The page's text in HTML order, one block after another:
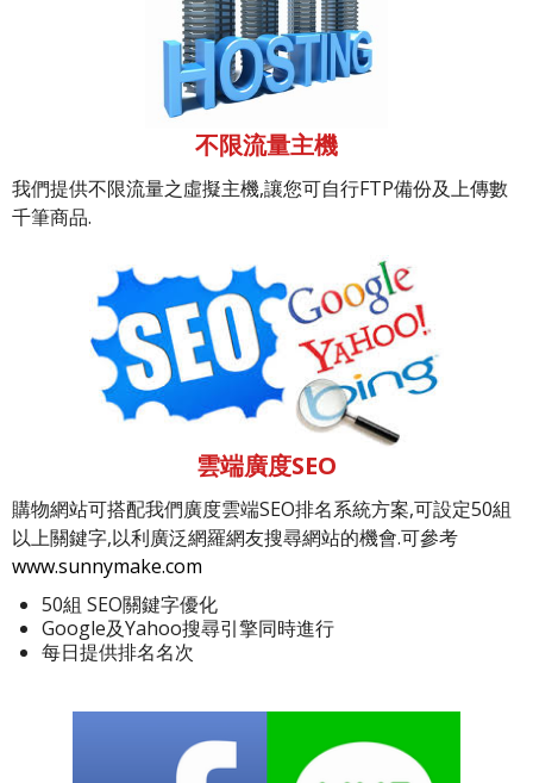
不限流量主機
我們提供不限流量之虛擬主機,讓您可自行FTP備份及上傳數
千筆商品.
雲端廣度SEO
購物網站可搭配我們廣度雲端SEO排名系統方案,可設定50組
以上關鍵字,以利廣泛網羅網友搜尋網站的機會.可參考
www.sunnymake.com
50組 SEO關鍵字優化
Google及Yahoo搜尋引擎同時進行
每日提供排名名次